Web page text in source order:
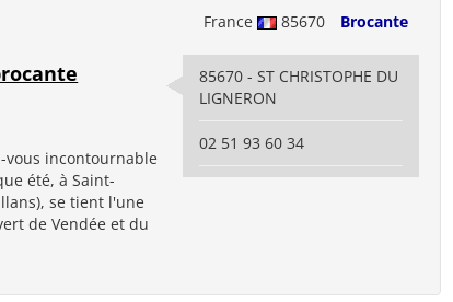
France 85670 Brocante
vous incontournable
été, à Saint-
se tient l'une
de Vendée et du
85670 - ST CHRISTOPHE DU
LIGNERON
02 51 93 60 34